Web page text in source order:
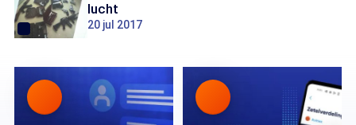
lucht
20 jul 2017